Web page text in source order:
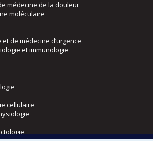
médecine de la douleur
moléculaire
de médecine d’urgence
et immunologie
cellulaire